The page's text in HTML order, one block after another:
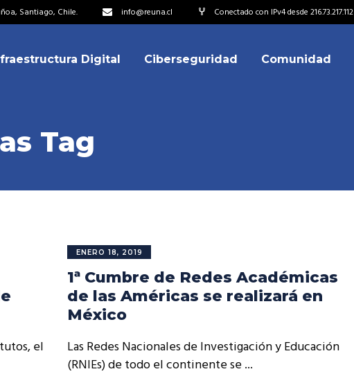
Santiago, Chile. info@reuna.cl Conectado con IPv4 desde 216.73.217.112
de Colaboración
Técnicos
integrarse a REUNA
Digital Ciberseguridad Comunidad
integrarse a REUNA
Tag
el
ENERO 18, 2019
1ª Cumbre de Redes Académicas
de las Américas se realizará en
México
Las Redes Nacionales de Investigación y Educación
(RNIEs) de todo el continente se